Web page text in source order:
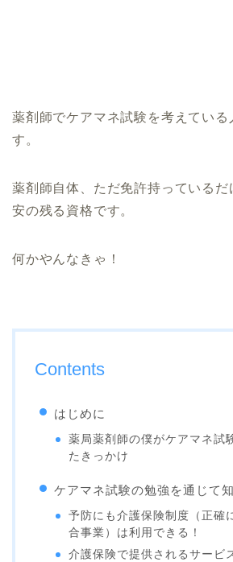
薬剤師でケアマネ試験を考えている
す。
薬剤師自体、ただ免許持っているだ
安の残る資格です。
何かやんなきゃ！
Contents
はじめに
薬局薬剤師の僕がケアマネ試
たきっかけ
ケアマネ試験の勉強を通じて
予防にも介護保険制度（正確
合事業）は利用できる！
介護保険で提供されるサービ